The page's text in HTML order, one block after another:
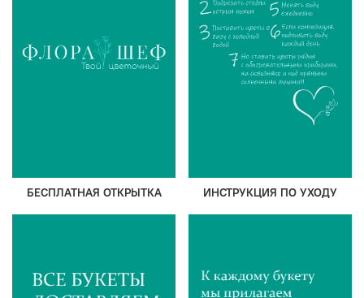
БЕСПЛАТНАЯ ОТКРЫТКА ИНСТРУКЦИЯ ПО УХОДУ